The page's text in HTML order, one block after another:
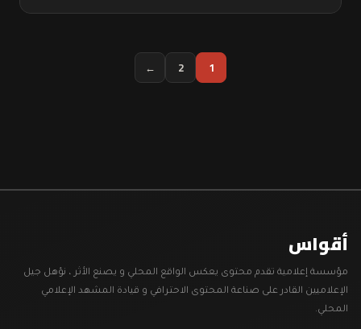
1
2
←
أقواس
مؤسسة إعلامية تقدم محتوى يعكس الواقع المحلي و يصنع الأثر ، نؤهل جيل
الإعلاميين القادر على صناعة المحتوى الاحترافي و قيادة المشهد الإعلامي
المحلي.